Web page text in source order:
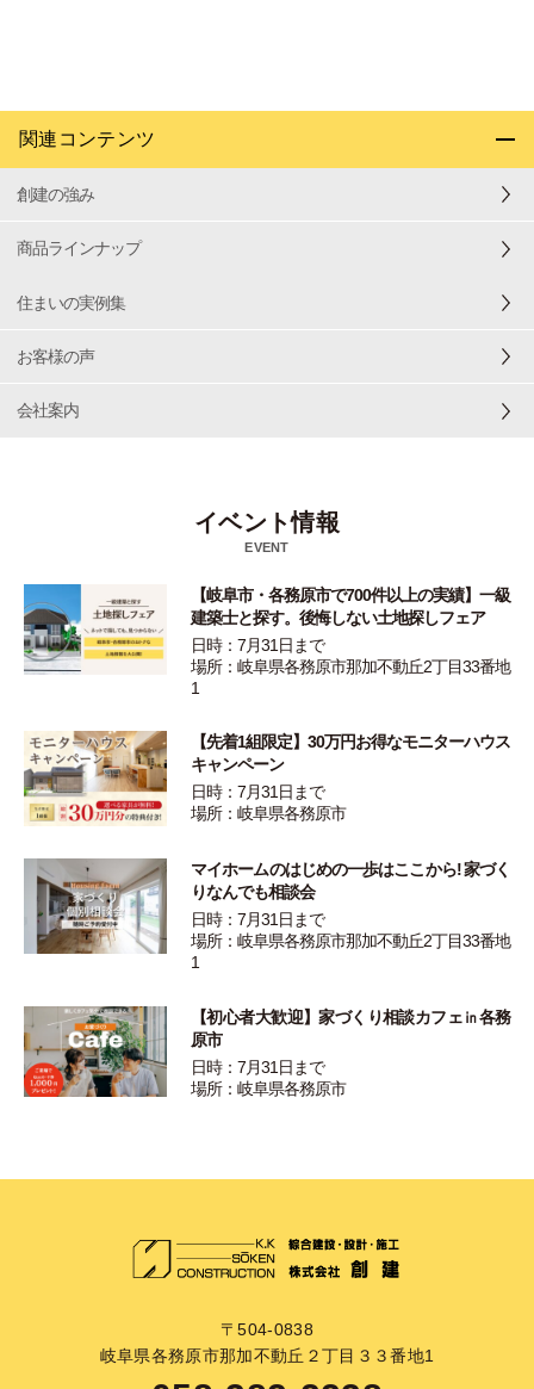
関連コンテンツ
創建の強み
商品ラインナップ
住まいの実例集
お客様の声
会社案内
イベント情報
EVENT
【岐阜市・各務原市で700件以上の実績】一級
建築士と探す。後悔しない土地探しフェア
日時：7月31日まで
場所：岐阜県各務原市那加不動丘2丁目33番地
1
【先着1組限定】30万円お得なモニターハウス
キャンペーン
日時：7月31日まで
場所：岐阜県各務原市
マイホームのはじめの一歩はここから! 家づく
りなんでも相談会
日時：7月31日まで
場所：岐阜県各務原市那加不動丘2丁目33番地
1
【初心者大歓迎】家づくり相談カフェ㏌各務
原市
日時：7月31日まで
場所：岐阜県各務原市
〒504-0838
岐阜県各務原市那加不動丘２丁目３３番地1